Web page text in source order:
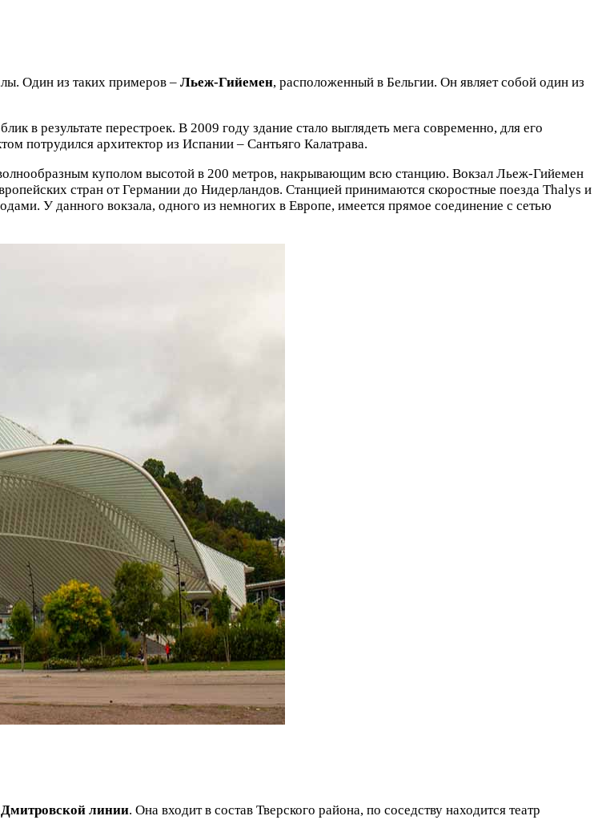
Один из таких примеров – Льеж-Гийемен, расположенный в Бельгии. Он являет собой один из
в результате перестроек. В 2009 году здание стало выглядеть мега современно, для его
потрудился архитектор из Испании – Сантьяго Калатрава.
волнообразным куполом высотой в 200 метров, накрывающим всю станцию. Вокзал Льеж-Гийемен
стран от Германии до Нидерландов. Станцией принимаются скоростные поезда Thalys и
У данного вокзала, одного из немногих в Европе, имеется прямое соединение с сетью
линии. Она входит в состав Тверского района, по соседству находится театр